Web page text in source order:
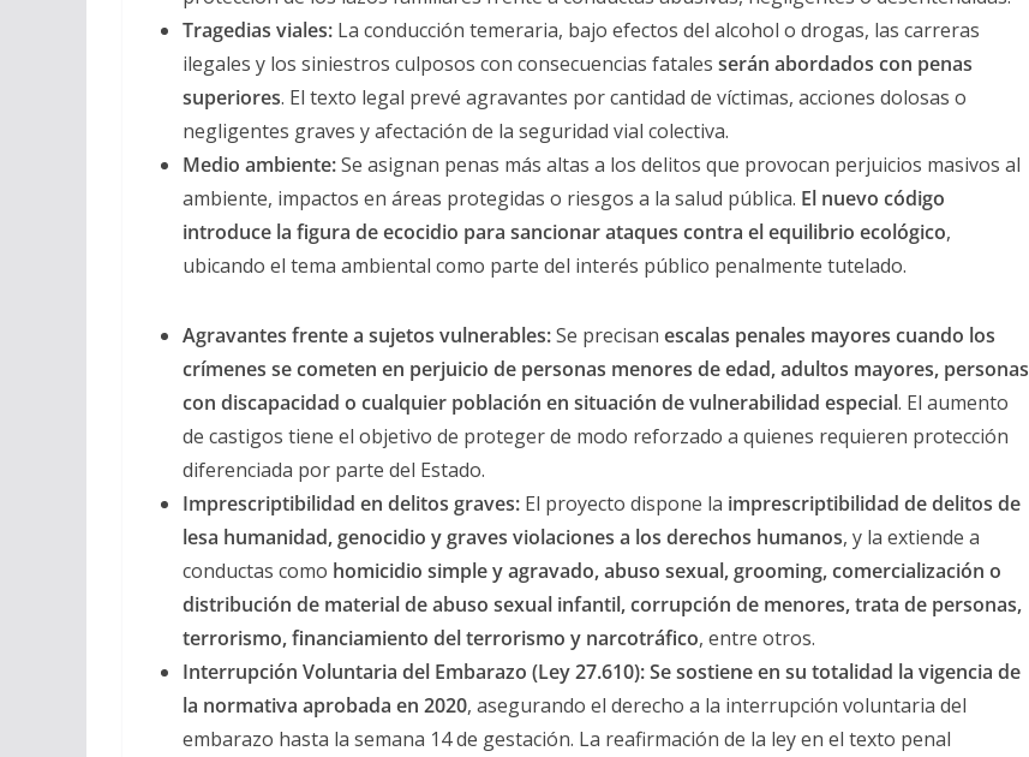
Tragedias viales: La conducción temeraria, bajo efectos del alcohol o drogas, las carreras
ilegales y los siniestros culposos con consecuencias fatales serán abordados con penas
superiores. El texto legal prevé agravantes por cantidad de víctimas, acciones dolosas o
negligentes graves y afectación de la seguridad vial colectiva.
Medio ambiente:Se asignan penas más altas a los delitos que provocan perjuicios masivos al
ambiente, impactos en áreas protegidas o riesgos a la salud pública. El nuevo código
introduce la figura de ecocidio para sancionar ataques contra el equilibrio ecológico,
ubicando el tema ambiental como parte del interés público penalmente tutelado.
Agravantes frente a sujetos vulnerables:Se precisan escalas penales mayores cuando los
crímenes se cometen en perjuicio de personas menores de edad, adultos mayores, personas
con discapacidad o cualquier población en situación de vulnerabilidad especial. El aumento
de castigos tiene el objetivo de proteger de modo reforzado a quienes requieren protección
diferenciada por parte del Estado.
Imprescriptibilidad en delitos graves: El proyecto dispone la imprescriptibilidad de delitos de
lesa humanidad, genocidio y graves violaciones a los derechos humanos, y la extiende a
conductas como homicidio simple y agravado, abuso sexual, grooming, comercialización o
distribución de material de abuso sexual infantil, corrupción de menores, trata de personas,
terrorismo, financiamiento del terrorismo y narcotráfico, entre otros.
Interrupción Voluntaria del Embarazo (Ley 27.610):Se sostiene en su totalidad la vigencia de
la normativa aprobada en 2020, asegurando el derecho a la interrupción voluntaria del
embarazo hasta la semana 14 de gestación. La reafirmación de la ley en el texto penal